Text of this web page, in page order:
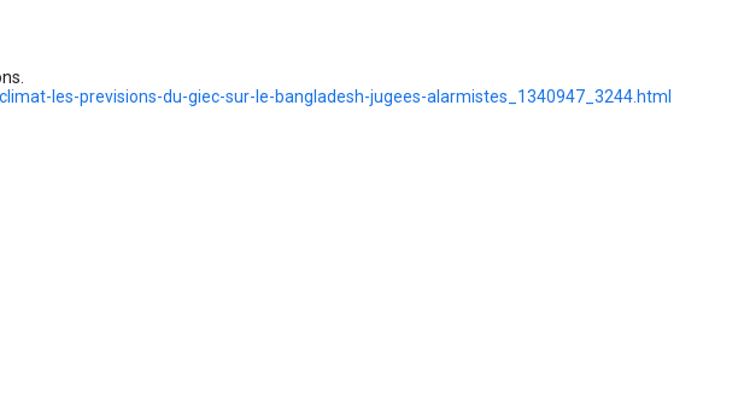
les-previsions-du-giec-sur-le-bangladesh-jugees-alarmistes_1340947_3244.html